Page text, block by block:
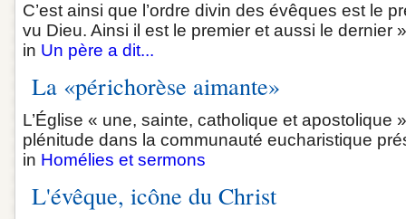
C’est ainsi que l’ordre divin des évêques est le
vu Dieu. Ainsi il est le premier et aussi le dernier
in Un père a dit...
La «périchorèse aimante»
L’Église « une, sainte, catholique et apostolique
plénitude dans la communauté eucharistique
in Homélies et sermons
L'évêque, icône du Christ